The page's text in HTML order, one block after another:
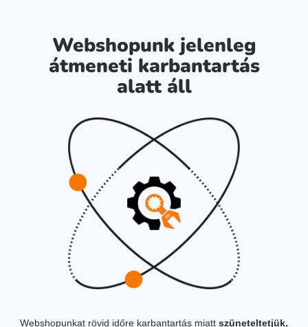
Webshopunk jelenleg
átmeneti karbantartás
alatt áll
Webshopunkat rövid időre karbantartás miatt szüneteltetjük,